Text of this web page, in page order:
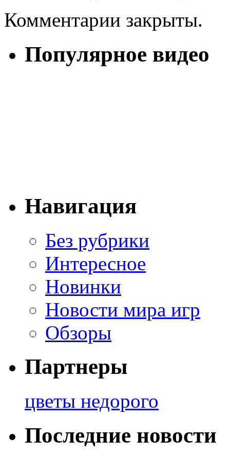
Комментарии закрыты.
Популярное видео
Навигация
Без рубрики
Интересное
Новинки
Новости мира игр
Обзоры
Партнеры
цветы недорого
Последние новости